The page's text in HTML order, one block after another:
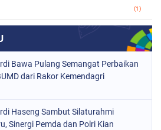
(1)
(78)
(748)
Bawa Pulang Semangat Perbaikan
dari Rakor Kemendagri
Haseng Sambut Silaturahmi
Sinergi Pemda dan Polri Kian